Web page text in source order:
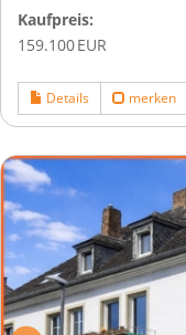
Kaufpreis:
159.100 EUR
Details merken